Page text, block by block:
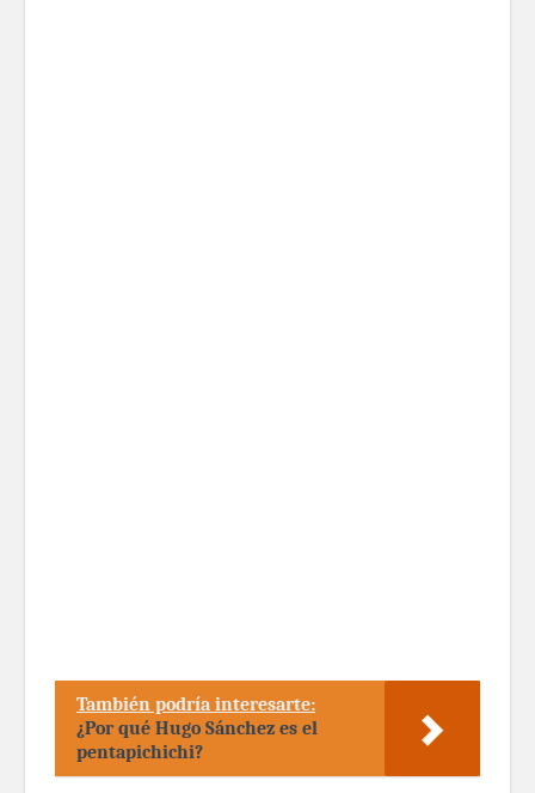
También podría interesarte:
¿Por qué Hugo Sánchez es el
pentapichichi?